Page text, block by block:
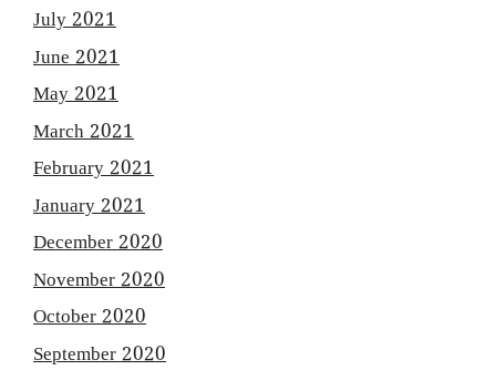
July 2021
June 2021
May 2021
March 2021
February 2021
January 2021
December 2020
November 2020
October 2020
September 2020